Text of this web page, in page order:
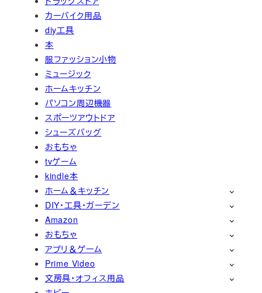
カーバイク用品
diy工具
本
服ファッション小物
ミュージック
ホームキッチン
パソコン周辺機器
スポーツアウトドア
シューズバッグ
おもちゃ
tvゲーム
kindle本
ホーム＆キッチン
DIY・工具・ガーデン
Amazon
おもちゃ
アプリ＆ゲーム
Prime Video
文房具・オフィス用品